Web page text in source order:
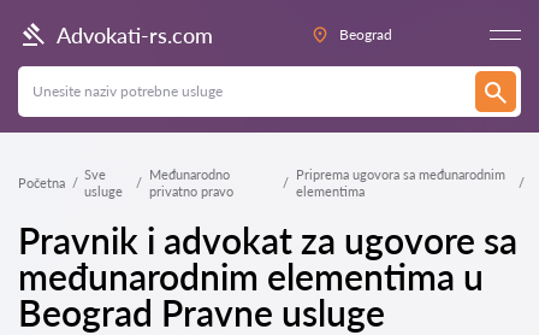
Advokati-rs.com Beograd
Početna
Sve
usluge
Međunarodno
privatno pravo
Priprema ugovora sa međunarodnim
elementima
Pravnik i advokat za ugovore sa
međunarodnim elementima u
Beograd Pravne usluge